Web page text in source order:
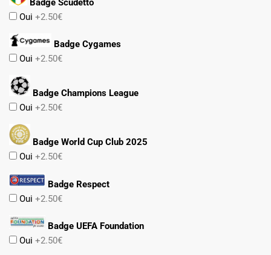
Badge Scudetto
Oui +2.50€
Badge Cygames
Oui +2.50€
Badge Champions League
Oui +2.50€
Badge World Cup Club 2025
Oui +2.50€
Badge Respect
Oui +2.50€
Badge UEFA Foundation
Oui +2.50€